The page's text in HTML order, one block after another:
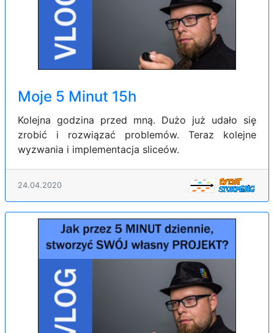
Moje 5 Minut 15h
Kolejna godzina przed mną. Dużo już udało się
zrobić i rozwiązać problemów. Teraz kolejne
wyzwania i implementacja sliceów.
24.04.2020